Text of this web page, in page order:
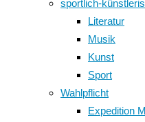
sportlich-
Literatur
Musik
Kunst
Sport
Wahlpflicht
Expedition